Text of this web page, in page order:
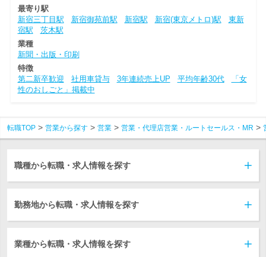
最寄り駅
新宿三丁目駅
新宿御苑前駅 新宿駅 新宿(東京メトロ)駅
東新
宿駅
茨木駅
業種
新聞・出版・印刷
特徴
第二新卒歓迎
社用車貸与 3年連続売上UP 平均年齢30代
「女
性のおしごと」掲載中
転職TOP 営業から探す 営業 営業・代理店営業・ルートセールス・MR
職種から転職・求人情報を探す
勤務地から転職・求人情報を探す
業種から転職・求人情報を探す